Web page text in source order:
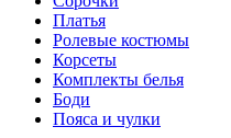
Платья
Ролевые костюмы
Корсеты
Комплекты белья
Боди
Пояса и чулки